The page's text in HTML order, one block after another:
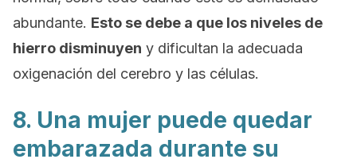
abundante. Esto se debe a que los niveles de
hierro disminuyen y dificultan la adecuada
oxigenación del cerebro y las células.
8. Una mujer puede quedar
embarazada durante su